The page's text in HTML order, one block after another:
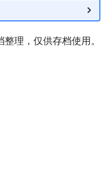
理，仅供存档使用。